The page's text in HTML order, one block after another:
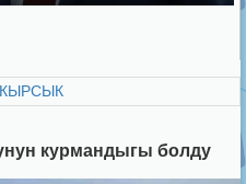
курмандыгы болду